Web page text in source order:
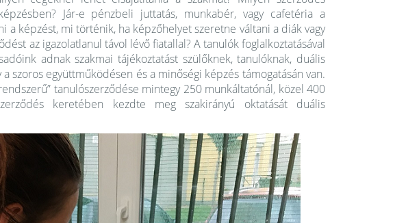
Jár-e pénzbeli juttatás, munkabér, vagy cafetéria a
a képzést, mi történik, ha képzőhelyet szeretne váltani a diák vagy
az igazolatlanul távol lévő fiatallal? A tanulók foglalkoztatásával
adnak szakmai tájékoztatást szülőknek, tanulóknak, duális
szoros együttműködésen és a minőségi képzés támogatásán van.
tanulószerződése mintegy 250 munkáltatónál, közel 400
keretében kezdte meg szakirányú oktatását duális